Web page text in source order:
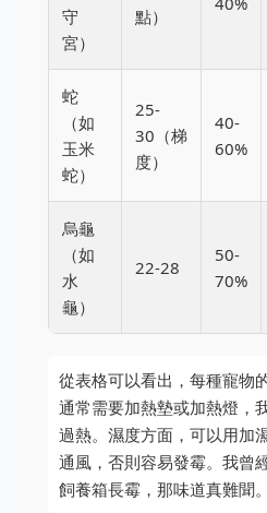
守
宮）
點）
蛇
（如
玉米
蛇）
25-
30（梯
度）
40-
60%
烏龜
（如
水
龜）
22-28
50-
70%
從表格可以看出，每種寵物
通常需要加熱墊或加熱燈，
過熱。濕度方面，可以用加
通風，否則容易發霉。我曾
飼養箱長霉，那味道真難聞。